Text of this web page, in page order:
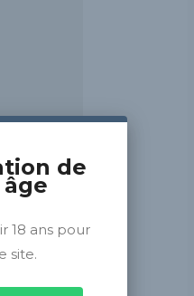
de
18 ans pour
site.